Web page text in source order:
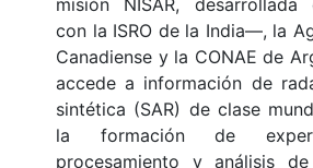
misión NISAR, desarrollada
con la ISRO de la India—, la
Canadiense y la CONAE de
accede a información de
sintética (SAR) de clase
la formación de
procesamiento y análisis